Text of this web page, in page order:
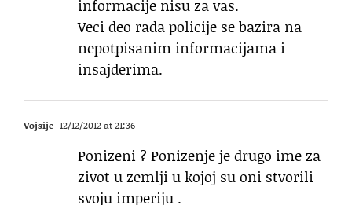
informacije nisu za vas.
Veci deo rada policije se bazira na
nepotpisanim informacijama i
insajderima.
Vojsije 12/12/2012 at 21:36
Ponizeni ? Ponizenje je drugo ime za
zivot u zemlji u kojoj su oni stvorili
svoju imperiju .